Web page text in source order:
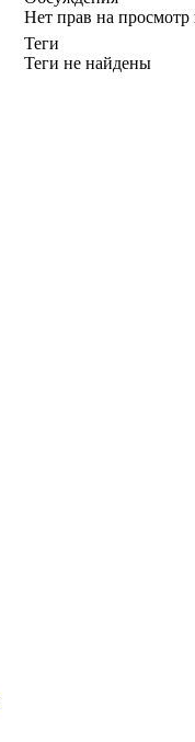
Нет прав на
Теги
Теги не найдены